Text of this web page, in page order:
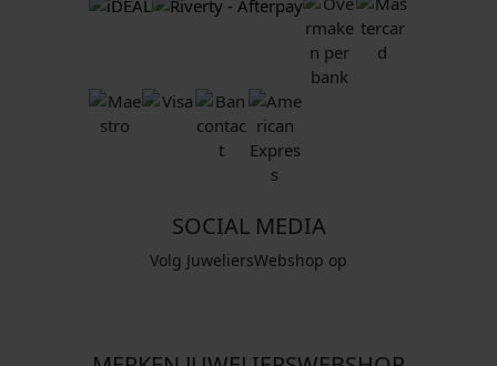
SOCIAL MEDIA
Volg JuweliersWebshop op